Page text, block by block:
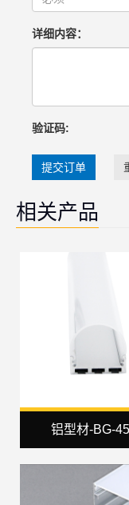
详细内容：
验证码:
提交订单
相关产品
铝型材-BG-